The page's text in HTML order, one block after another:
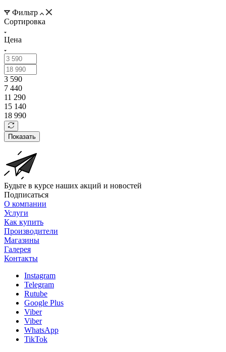
Фильтр
Сортировка
Цена
3 590
7 440
11 290
15 140
18 990
Показать
Будьте в курсе наших акций и новостей
Подписаться
О компании
Услуги
Как купить
Производители
Магазины
Галерея
Контакты
Instagram
Telegram
Rutube
Google Plus
Viber
Viber
WhatsApp
TikTok